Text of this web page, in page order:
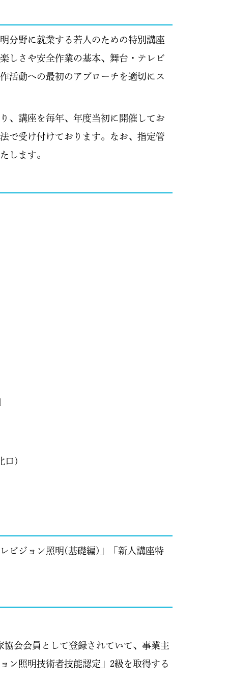
分野に就業する若人のための特別講座
しさや安全作業の基本、舞台・テレビ
活動への最初のアプローチを適切にス
、講座を毎年、年度当初に開催してお
で受け付けております。なお、指定管
します。
口)
ビジョン照明(基礎編)」「新人講座特
会会員として登録されていて、事業主
ン照明技術者技能認定」2級を取得する